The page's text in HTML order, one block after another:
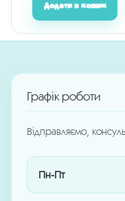
Додати в кошик
Графік роботи
Відправляємо,
Пн-Пт